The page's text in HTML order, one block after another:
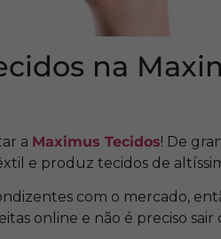
na
a Maximus Tecidos! De
e produz tecidos de
com o mercado,
online e não é preciso sair